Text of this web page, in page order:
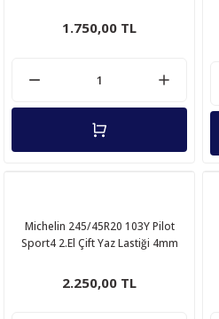
1.750,00 TL
Michelin 245/45R20 103Y Pilot
Sport4 2.El Çift Yaz Lastiği 4mm
2.250,00 TL